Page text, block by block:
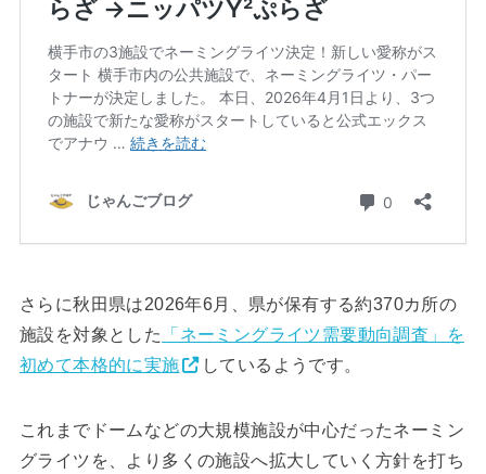
さらに秋田県は2026年6月、県が保有する約370カ所の
施設を対象とした
「ネーミングライツ需要動向調査」を
初めて本格的に実施
しているようです。
これまでドームなどの大規模施設が中心だったネーミン
グライツを、より多くの施設へ拡大していく方針を打ち